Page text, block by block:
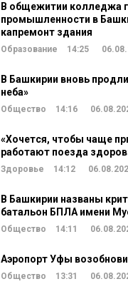
В общежитии колледжа
промышленности в
капремонт здания
Образование 14:25
В Башкирии вновь
неба»
Общество 14:16
«Хочется, чтобы чаще
работают поезда
Здоровье 14:12
В Башкирии названы
батальон БПЛА имени
Общество 14:11
Аэропорт Уфы
Общество 13:31